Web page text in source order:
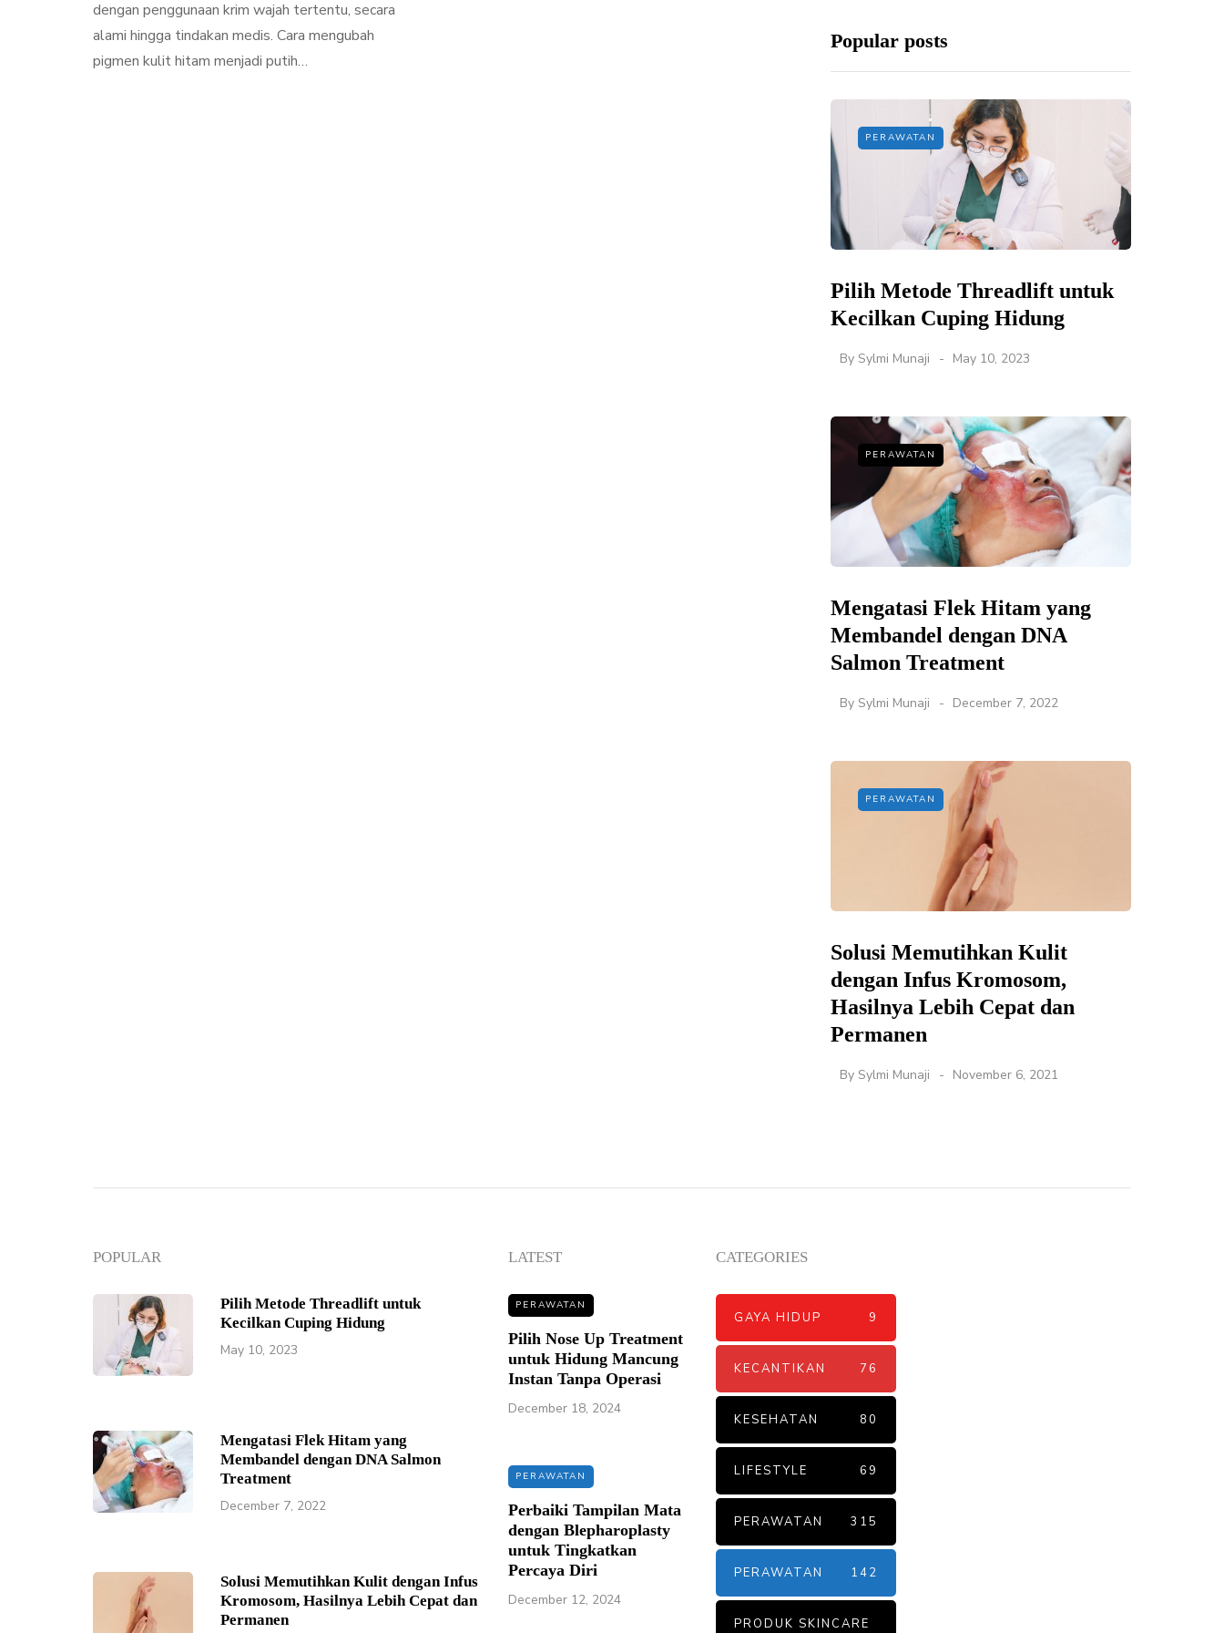
dengan penggunaan krim wajah tertentu, secara
alami hingga tindakan medis. Cara mengubah
pigmen kulit hitam menjadi putih…
Popular posts
PERAWATAN
Pilih Metode Threadlift untuk
Kecilkan Cuping Hidung
By Sylmi Munaji May 10, 2023
PERAWATAN
Mengatasi Flek Hitam yang
Membandel dengan DNA
Salmon Treatment
By Sylmi Munaji December 7, 2022
PERAWATAN
Solusi Memutihkan Kulit
dengan Infus Kromosom,
Hasilnya Lebih Cepat dan
Permanen
By Sylmi Munaji November 6, 2021
POPULAR
Pilih Metode Threadlift untuk
Kecilkan Cuping Hidung
May 10, 2023
Mengatasi Flek Hitam yang
Membandel dengan DNA Salmon
Treatment
December 7, 2022
Solusi Memutihkan Kulit dengan Infus
Kromosom, Hasilnya Lebih Cepat dan
Permanen
LATEST
PERAWATAN
Pilih Nose Up Treatment
untuk Hidung Mancung
Instan Tanpa Operasi
December 18, 2024
PERAWATAN
Perbaiki Tampilan Mata
dengan Blepharoplasty
untuk Tingkatkan
Percaya Diri
December 12, 2024
CATEGORIES
GAYA HIDUP 9
KECANTIKAN 76
KESEHATAN 80
LIFESTYLE 69
PERAWATAN 315
PERAWATAN 142
PRODUK SKINCARE